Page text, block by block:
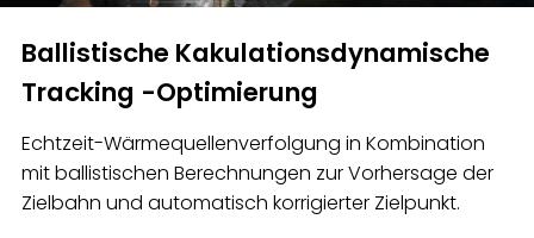
Ballistische Kakulationsdynamische
Tracking -Optimierung
Echtzeit-Wärmequellenverfolgung in Kombination
mit ballistischen Berechnungen zur Vorhersage der
Zielbahn und automatisch korrigierter Zielpunkt.